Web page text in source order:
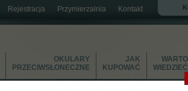
Rejestracja Przymierzalnia Kontakt
OKULARY
PRZECIWSŁONECZNE
JAK
KUPOWAĆ
WARTO
WIEDZIEĆ